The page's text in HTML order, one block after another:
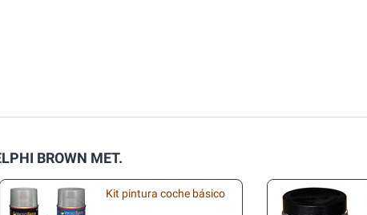
BROWN MET.
Kit pintura coche básico